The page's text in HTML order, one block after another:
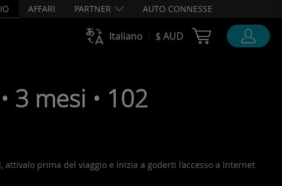
AFFARI PARTNER AUTO CONNESSE
Italiano $ AUD Cart Ubigi
3 mesi • 102
prima del viaggio e inizia a goderti l’accesso a Internet